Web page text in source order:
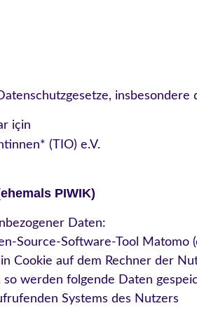
için
(TIO) e.V.
PIWIK)
Daten:
Source-Software-Tool Matomo
Cookie auf dem Rechner der
werden folgende Daten
Systems des Nutzers